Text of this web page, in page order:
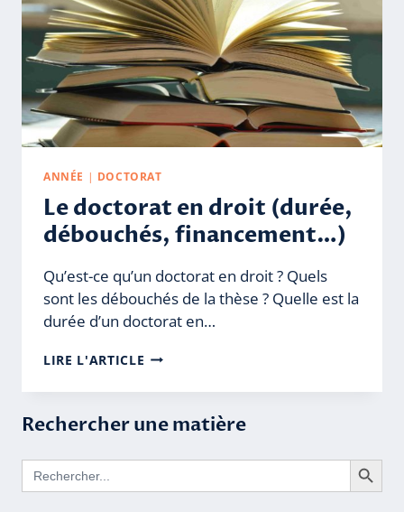
ANNÉE | DOCTORAT
Le doctorat en droit (durée,
débouchés, financement…)
Qu’est-ce qu’un doctorat en droit ? Quels
sont les débouchés de la thèse ? Quelle est la
durée d’un doctorat en…
LIRE L'ARTICLE LE
EN
(DURÉE,
FINANCEMENT…)
Rechercher une matière
Search
for:
Search